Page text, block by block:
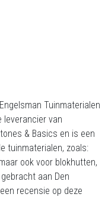
Tuinmaterialen
leverancier van
& Basics en is een
tuinmaterialen, zoals:
ook voor blokhutten,
aan Den
recensie op deze